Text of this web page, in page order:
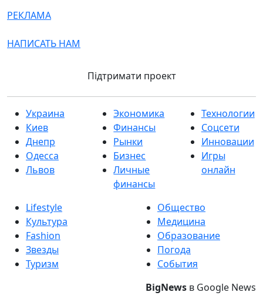
РЕКЛАМА
НАПИСАТЬ НАМ
Підтримати проект
Украина
Киев
Днепр
Одесса
Львов
Экономика
Финансы
Рынки
Бизнес
Личные
финансы
Технологии
Соцсети
Инновации
Игры
онлайн
Lifestyle
Культура
Fashion
Звезды
Туризм
Общество
Медицина
Образование
Погода
События
BigNews в Google News